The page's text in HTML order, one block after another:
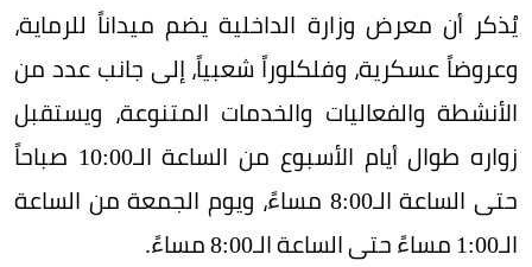
يُذكر أن معرض وزارة الداخلية يضم ميداناً للرماية،
وعروضاً عسكرية، وفلكلوراً شعبياً، إلى جانب عدد من
الأنشطة والفعاليات والخدمات المتنوعة، ويستقبل
زواره طوال أيام الأسبوع من الساعة الـ10:00 صباحاً
حتى الساعة الـ8:00 مساءً، ويوم الجمعة من الساعة
الـ1:00 مساءً حتى الساعة الـ8:00 مساءً.